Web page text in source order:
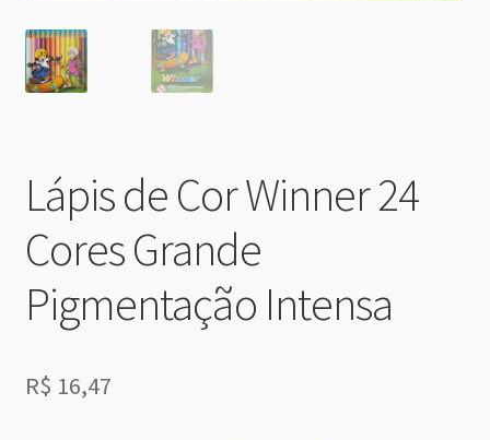
Lápis de Cor Winner 24
Cores Grande
Pigmentação Intensa
R$ 16,47